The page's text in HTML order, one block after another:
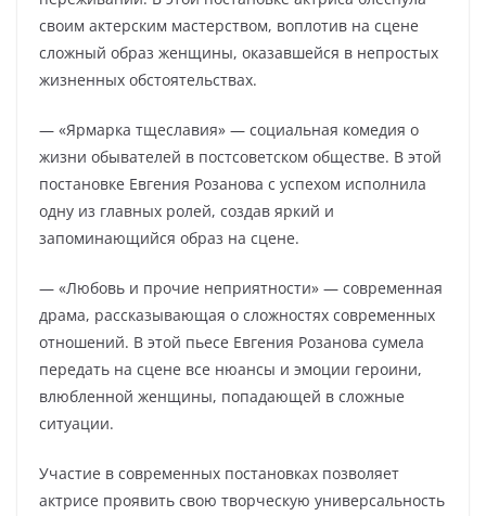
своим актерским мастерством, воплотив на сцене
сложный образ женщины, оказавшейся в непростых
жизненных обстоятельствах.
— «Ярмарка тщеславия» — социальная комедия о
жизни обывателей в постсоветском обществе. В этой
постановке Евгения Розанова с успехом исполнила
одну из главных ролей, создав яркий и
запоминающийся образ на сцене.
— «Любовь и прочие неприятности» — современная
драма, рассказывающая о сложностях современных
отношений. В этой пьесе Евгения Розанова сумела
передать на сцене все нюансы и эмоции героини,
влюбленной женщины, попадающей в сложные
ситуации.
Участие в современных постановках позволяет
актрисе проявить свою творческую универсальность